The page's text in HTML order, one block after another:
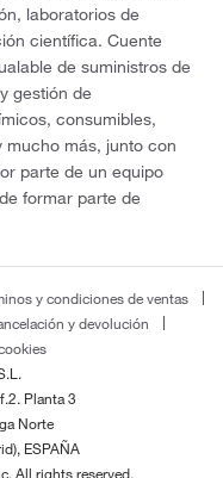
laboratorios de
científica. Cuente
de suministros de
gestión de
consumibles,
mucho más, junto con
parte de un equipo
formar parte de
y condiciones de ventas
y devolución
Planta 3
Norte
ESPAÑA
All rights reserved.